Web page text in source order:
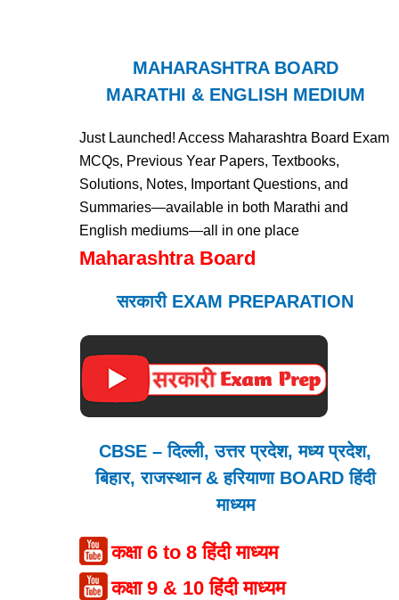
MAHARASHTRA BOARD
MARATHI & ENGLISH MEDIUM
Just Launched! Access Maharashtra Board Exam
MCQs, Previous Year Papers, Textbooks,
Solutions, Notes, Important Questions, and
Summaries—available in both Marathi and
English mediums—all in one place
Maharashtra Board
सरकारी EXAM PREPARATION
CBSE – दिल्ली, उत्तर प्रदेश, मध्य प्रदेश,
बिहार, राजस्थान & हरियाणा BOARD हिंदी
माध्यम
कक्षा 6 to 8 हिंदी माध्यम
कक्षा 9 & 10 हिंदी माध्यम